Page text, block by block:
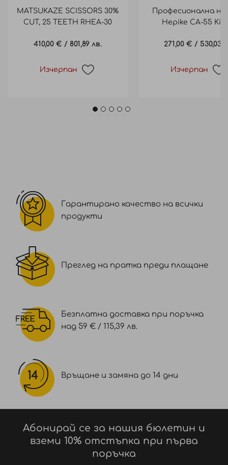
MATSUKAZE SCISSORS 30%
CUT, 25 TEETH RHEA-30
410,00 € / 801,89 лв.
Изчерпан
Професионална
Hepike CA-55
271,00 € / 530,03
Изчерпан
Гарантирано качество на всички
продукти
Преглед на пратка преди плащане
Безплатна доставка при поръчка
над 59 € / 115,39 лв.
Връщане и замяна до 14 дни
Абонирай се за нашия бюлетин и
вземи 10% отстъпка при първа
поръчка